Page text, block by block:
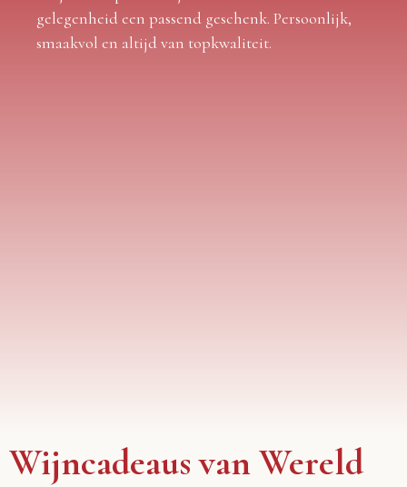
gelegenheid een passend geschenk. Persoonlijk,
smaakvol en altijd van topkwaliteit.
Wijncadeaus van Wereld